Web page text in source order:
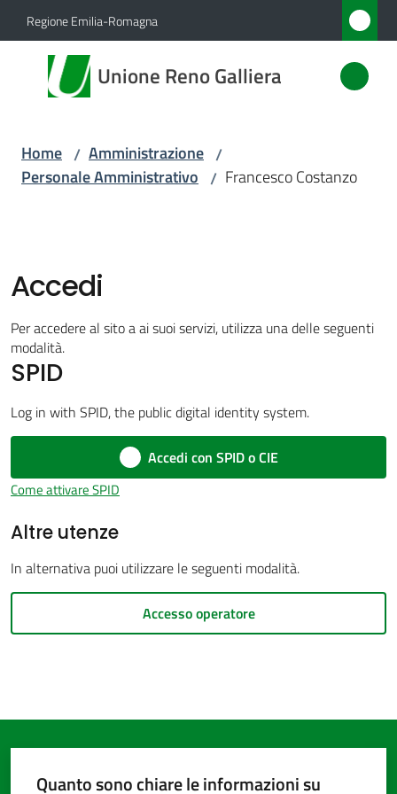
Vai al contenuto
Vai alla navigazione
Vai al footer
Regione Emilia-Romagna
Unione Reno Galliera
Unione
Reno
Servizi
Vivere
l'Unione
Amministrazione
Tutti
Home / Amministrazione /
Personale Amministrativo / Francesco Costanzo
Accedi
Per accedere al sito a ai suoi servizi, utilizza una delle seguenti
modalità.
SPID
Log in with SPID, the public digital identity system.
Accedi con SPID o CIE
Come attivare SPID
Altre utenze
In alternativa puoi utilizzare le seguenti modalità.
Accesso operatore
Quanto sono chiare le informazioni su